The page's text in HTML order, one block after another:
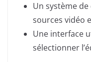
Un système
sources vidéo
Une interface
sélectionner